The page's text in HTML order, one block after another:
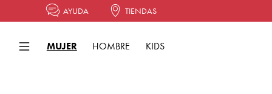
AYUDA TIENDAS
MUJER HOMBRE KIDS